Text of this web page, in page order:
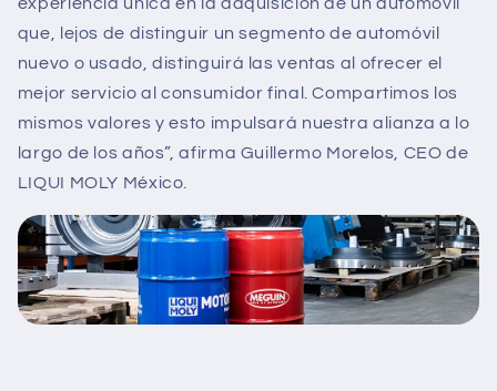
que, lejos de distinguir un segmento de automóvil
nuevo o usado, distinguirá las ventas al ofrecer el
mejor servicio al consumidor final. Compartimos los
mismos valores y esto impulsará nuestra alianza a lo
largo de los años”, afirma Guillermo Morelos, CEO de
LIQUI MOLY México.